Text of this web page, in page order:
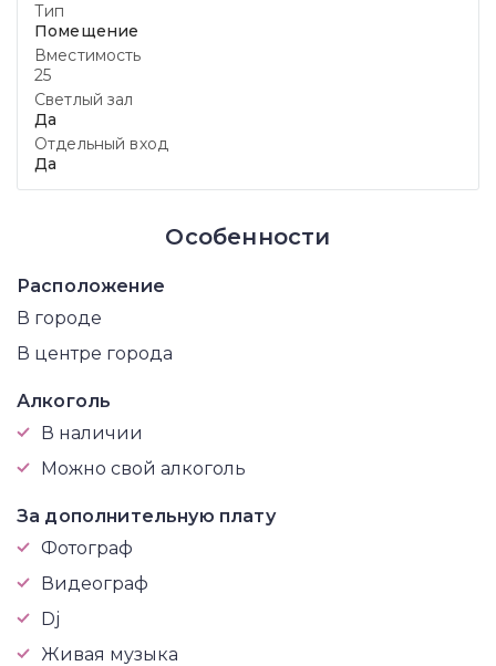
Тип
Помещение
Вместимость
25
Светлый зал
Да
Отдельный вход
Да
Особенности
Расположение
В городе
В центре города
Алкоголь
В наличии
Можно свой алкоголь
За дополнительную плату
Фотограф
Видеограф
Dj
Живая музыка